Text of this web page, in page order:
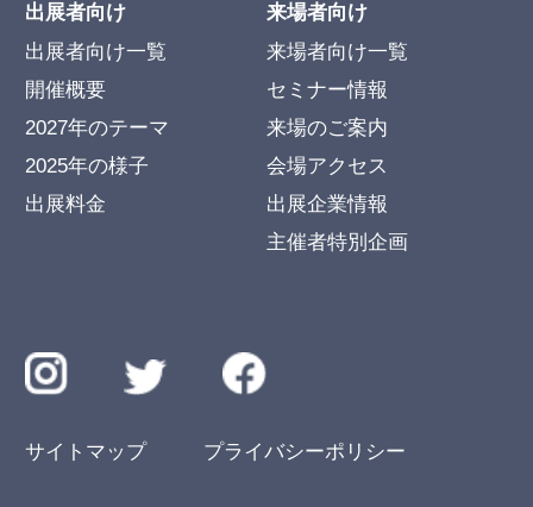
出展者向け
出展者向け一覧
開催概要
2027年のテーマ
2025年の様子
出展料金
来場者向け
来場者向け一覧
セミナー情報
来場のご案内
会場アクセス
出展企業情報
主催者特別企画
サイトマップ プライバシーポリシー